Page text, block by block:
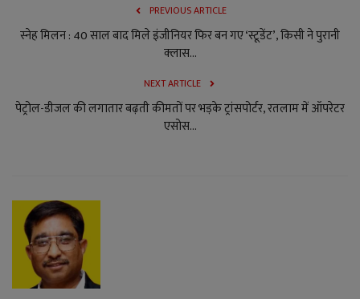
PREVIOUS ARTICLE
स्नेह मिलन : 40 साल बाद मिले इंजीनियर फिर बन गए ‘स्टूडेंट’, किसी ने पुरानी
क्लास...
NEXT ARTICLE
पेट्रोल-डीजल की लगातार बढ़ती कीमतों पर भड़के ट्रांसपोर्टर, रतलाम में ऑपरेटर
एसोस...